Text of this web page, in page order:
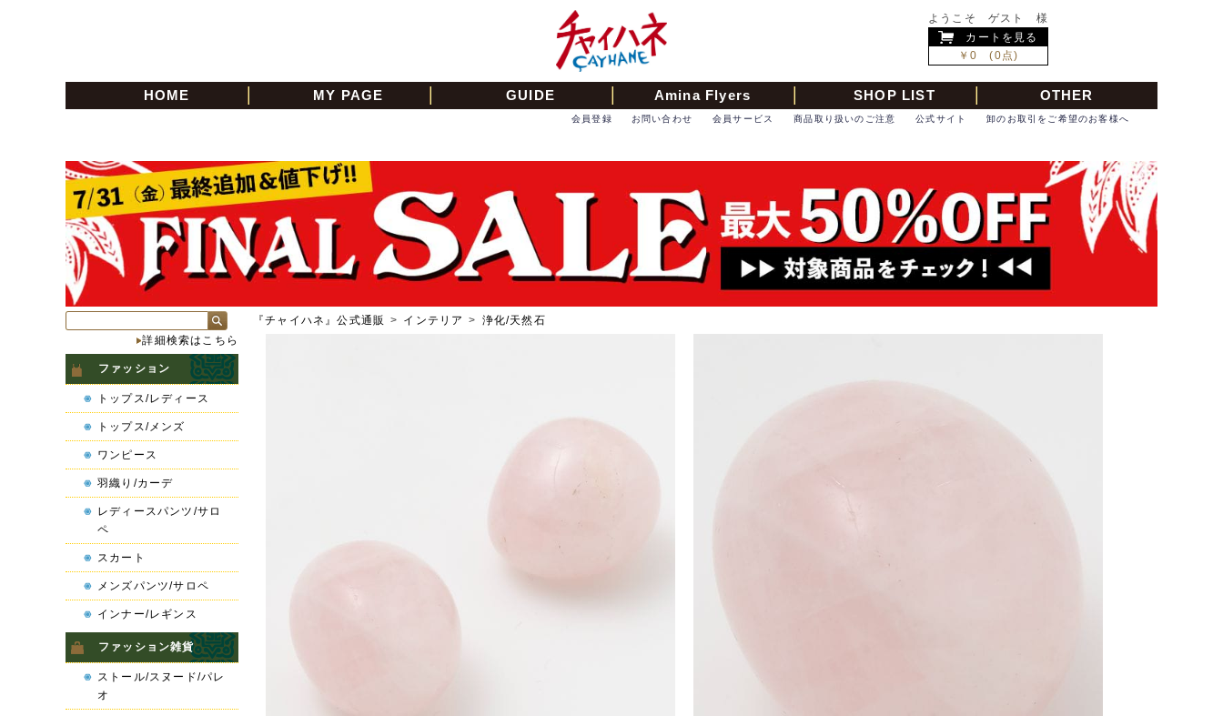
ようこそ ゲスト 様
カートを見る
￥0 (0点)
HOME MY PAGE GUIDE Amina Flyers SHOP LIST OTHER
卸のお取引をご希望のお客様へ
公式サイト
商品取り扱いのご注意
会員サービス
お問い合わせ
会員登録
『チャイハネ』公式通販 > インテリア > 浄化/天然石
詳細検索はこちら
ファッション
トップス/レディース
トップス/メンズ
ワンピース
羽織り/カーデ
レディースパンツ/サロ
ペ
スカート
メンズパンツ/サロペ
インナー/レギンス
ファッション雑貨
ストール/スヌード/パレ
オ